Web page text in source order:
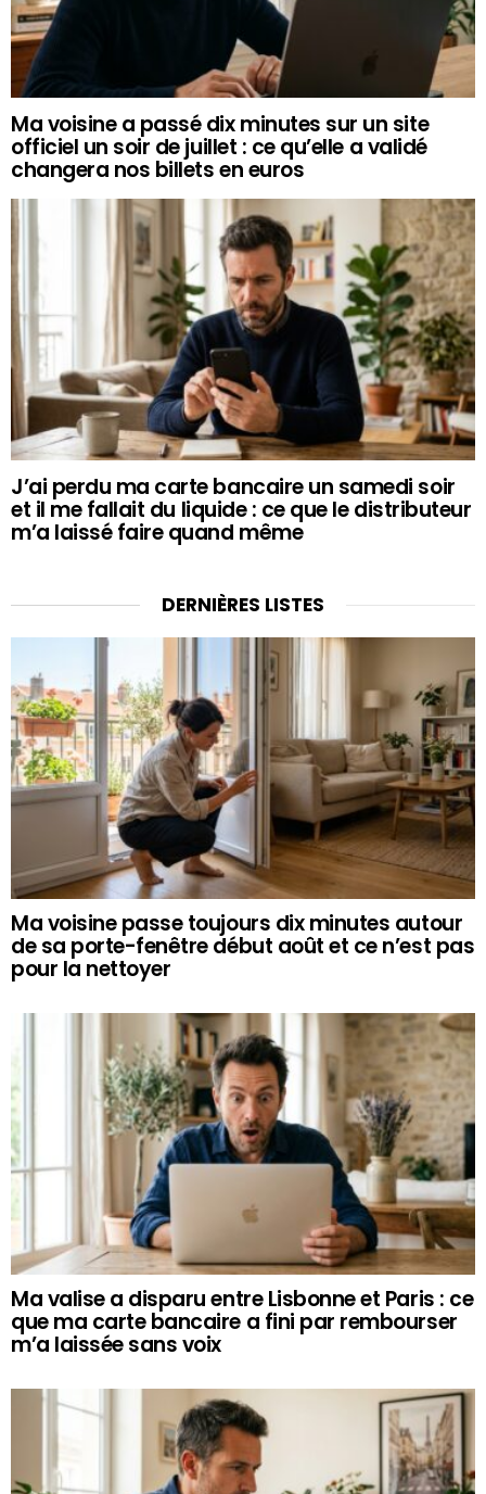
Ma voisine a passé dix minutes sur un site
officiel un soir de juillet : ce qu’elle a validé
changera nos billets en euros
J’ai perdu ma carte bancaire un samedi soir
et il me fallait du liquide : ce que le distributeur
m’a laissé faire quand même
DERNIÈRES LISTES
Ma voisine passe toujours dix minutes autour
de sa porte-fenêtre début août et ce n’est pas
pour la nettoyer
Ma valise a disparu entre Lisbonne et Paris : ce
que ma carte bancaire a fini par rembourser
m’a laissée sans voix